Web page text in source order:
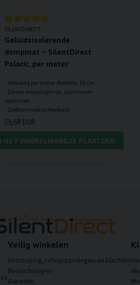
SILENTDIRECT
Geluidsisolerende
dempmat – SilentDirect
Polaric, per meter
- Verkocht per meter. Breedte: 50 cm
- Zware dempingsmat, aluminium
oppervlak
59,68 EUR
HET WINKELMANDJE PLAATSEN
Veilig winkelen
Herroeping, retourzendingen en klachten
Beoordelingen
Garantie